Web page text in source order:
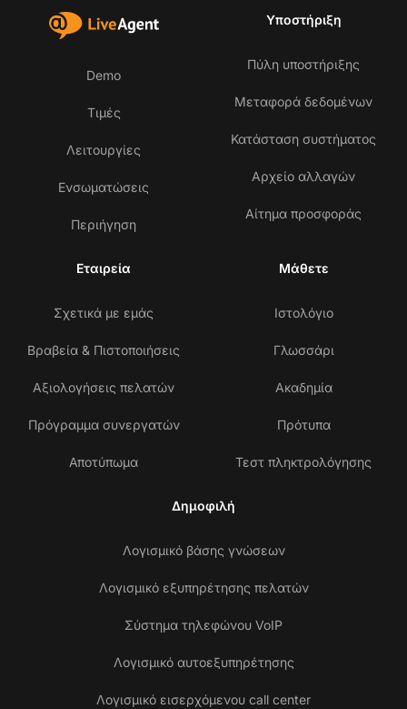
Demo
Τιμές
Λειτουργίες
Ενσωματώσεις
Περιήγηση
Υποστήριξη
Πύλη υποστήριξης
Μεταφορά δεδομένων
Κατάσταση συστήματος
Αρχείο αλλαγών
Αίτημα προσφοράς
Εταιρεία
Σχετικά με εμάς
Βραβεία & Πιστοποιήσεις
Αξιολογήσεις πελατών
Πρόγραμμα συνεργατών
Αποτύπωμα
Μάθετε
Ιστολόγιο
Γλωσσάρι
Ακαδημία
Πρότυπα
Τεστ πληκτρολόγησης
Δημοφιλή
Λογισμικό βάσης γνώσεων
Λογισμικό εξυπηρέτησης πελατών
Σύστημα τηλεφώνου VoIP
Λογισμικό αυτοεξυπηρέτησης
Λογισμικό εισερχόμενου call center